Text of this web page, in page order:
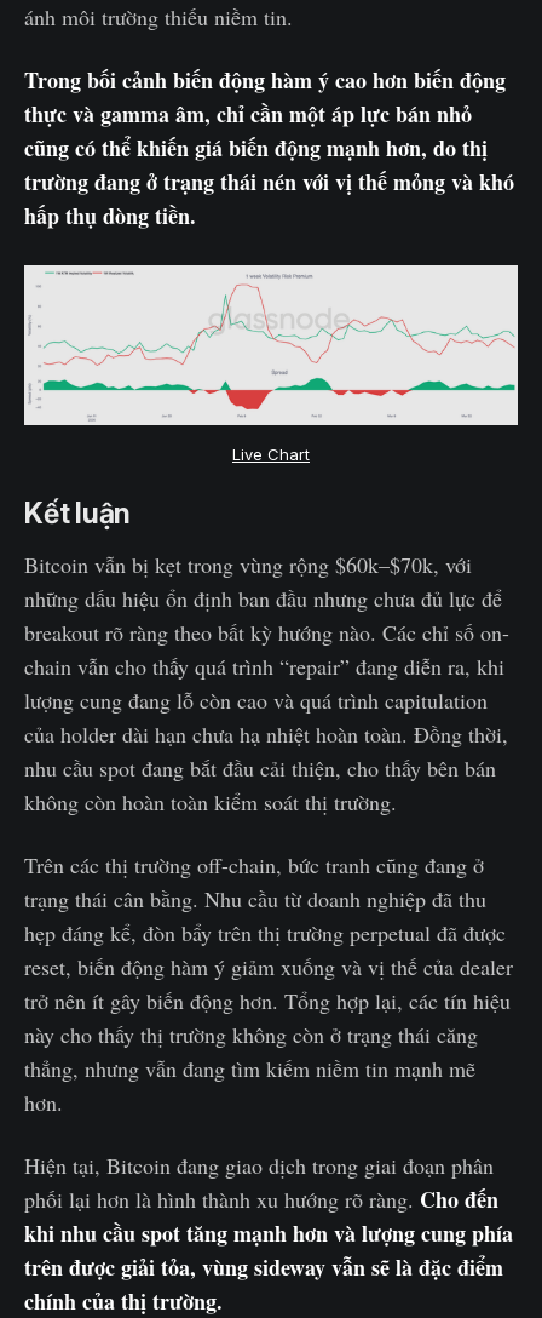
ánh môi trường thiếu niềm tin.
Trong bối cảnh biến động hàm ý cao hơn biến động
thực và gamma âm, chỉ cần một áp lực bán nhỏ
cũng có thể khiến giá biến động mạnh hơn, do thị
trường đang ở trạng thái nén với vị thế mỏng và khó
hấp thụ dòng tiền.
Live Chart
Kết luận
Bitcoin vẫn bị kẹt trong vùng rộng $60k–$70k, với
những dấu hiệu ổn định ban đầu nhưng chưa đủ lực để
breakout rõ ràng theo bất kỳ hướng nào. Các chỉ số on-
chain vẫn cho thấy quá trình “repair” đang diễn ra, khi
lượng cung đang lỗ còn cao và quá trình capitulation
của holder dài hạn chưa hạ nhiệt hoàn toàn. Đồng thời,
nhu cầu spot đang bắt đầu cải thiện, cho thấy bên bán
không còn hoàn toàn kiểm soát thị trường.
Trên các thị trường off-chain, bức tranh cũng đang ở
trạng thái cân bằng. Nhu cầu từ doanh nghiệp đã thu
hẹp đáng kể, đòn bẩy trên thị trường perpetual đã được
reset, biến động hàm ý giảm xuống và vị thế của dealer
trở nên ít gây biến động hơn. Tổng hợp lại, các tín hiệu
này cho thấy thị trường không còn ở trạng thái căng
thẳng, nhưng vẫn đang tìm kiếm niềm tin mạnh mẽ
hơn.
Hiện tại, Bitcoin đang giao dịch trong giai đoạn phân
phối lại hơn là hình thành xu hướng rõ ràng. Cho đến
khi nhu cầu spot tăng mạnh hơn và lượng cung phía
trên được giải tỏa, vùng sideway vẫn sẽ là đặc điểm
chính của thị trường.